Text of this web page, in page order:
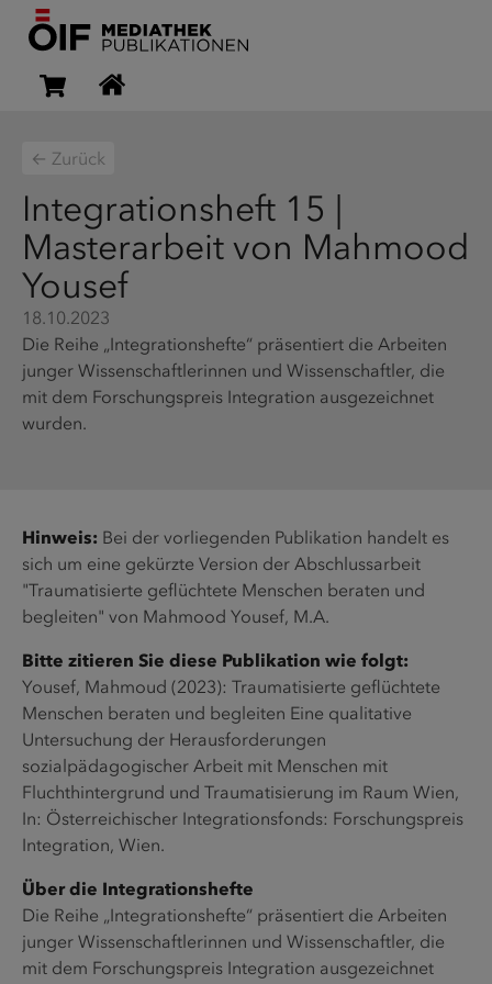
← Zurück
Integrationsheft 15 |
Masterarbeit von Mahmood
Yousef
18.10.2023
Die Reihe „Integrationshefte“ präsentiert die Arbeiten
junger Wissenschaftlerinnen und Wissenschaftler, die
mit dem Forschungspreis Integration ausgezeichnet
wurden.
Hinweis: Bei der vorliegenden Publikation handelt es
sich um eine gekürzte Version der Abschlussarbeit
"Traumatisierte geflüchtete Menschen beraten und
begleiten" von Mahmood Yousef, M.A.
Bitte zitieren Sie diese Publikation wie folgt:
Yousef, Mahmoud (2023): Traumatisierte geflüchtete
Menschen beraten und begleiten Eine qualitative
Untersuchung der Herausforderungen
sozialpädagogischer Arbeit mit Menschen mit
Fluchthintergrund und Traumatisierung im Raum Wien,
In: Österreichischer Integrationsfonds: Forschungspreis
Integration, Wien.
Über die Integrationshefte
Die Reihe „Integrationshefte“ präsentiert die Arbeiten
junger Wissenschaftlerinnen und Wissenschaftler, die
mit dem Forschungspreis Integration ausgezeichnet